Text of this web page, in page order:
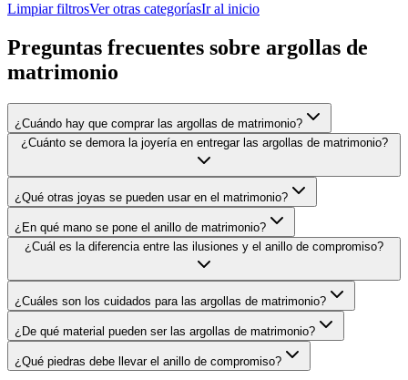
Limpiar filtrosVer otras categoríasIr al inicio
Preguntas frecuentes sobre argollas de
matrimonio
¿Cuándo hay que comprar las argollas de matrimonio?
¿Cuánto se demora la joyería en entregar las argollas de matrimonio?
¿Qué otras joyas se pueden usar en el matrimonio?
¿En qué mano se pone el anillo de matrimonio?
¿Cuál es la diferencia entre las ilusiones y el anillo de compromiso?
¿Cuáles son los cuidados para las argollas de matrimonio?
¿De qué material pueden ser las argollas de matrimonio?
¿Qué piedras debe llevar el anillo de compromiso?